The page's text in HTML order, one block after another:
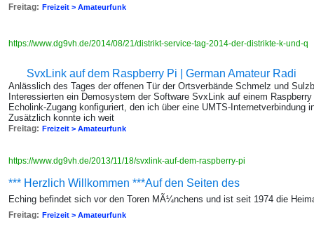
Freitag: Freizeit > Amateurfunk
https://www.dg9vh.de/2014/08/21/distrikt-service-tag-2014-der-distrikte-k-und-q
SvxLink auf dem Raspberry Pi | German Amateur Radi
Anlässlich des Tages der offenen Tür der Ortsverbände Schmelz und
Interessierten ein Demosystem der Software SvxLink auf einem
Echolink-Zugang konfiguriert, den ich über eine UMTS-Internetverbindung
Zusätzlich konnte ich weit
Freitag: Freizeit > Amateurfunk
https://www.dg9vh.de/2013/11/18/svxlink-auf-dem-raspberry-pi
*** Herzlich Willkommen ***Auf den Seiten des
Eching befindet sich vor den Toren MÃ¼nchens und ist seit 1974 die
Freitag: Freizeit > Amateurfunk